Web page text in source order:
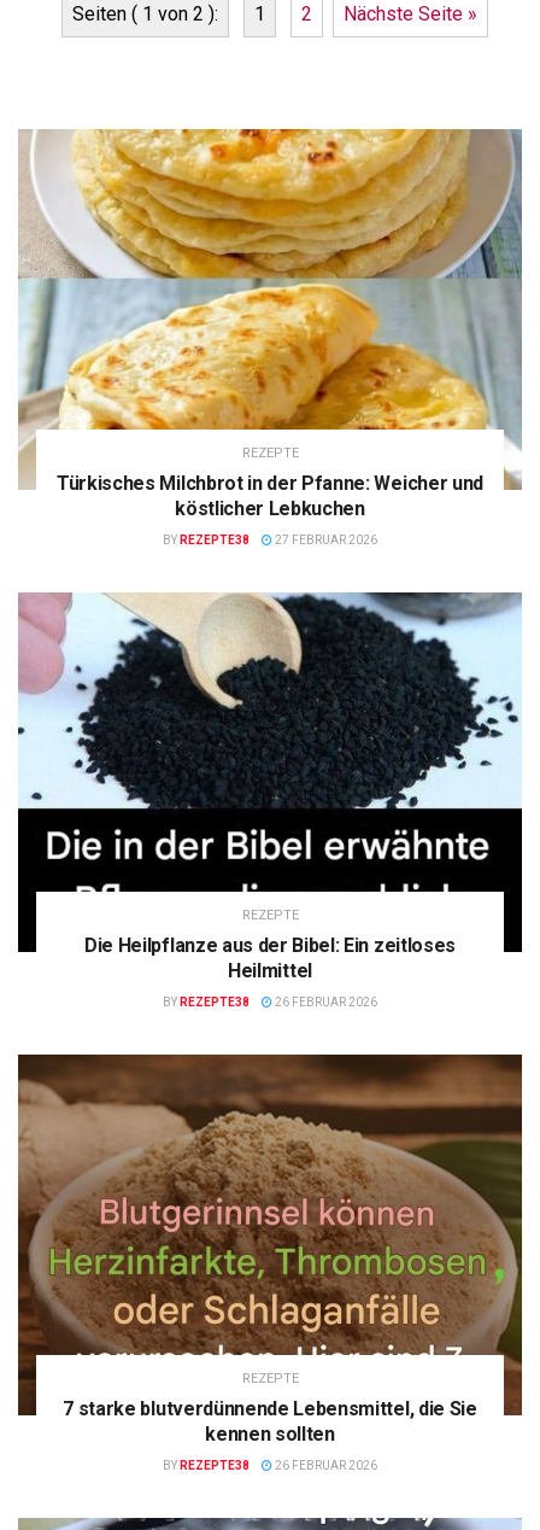
Seiten ( 1 von 2 ): 1 2 Nächste Seite »
REZEPTE
Türkisches Milchbrot in der Pfanne: Weicher und
köstlicher Lebkuchen
BY REZEPTE38 27 FEBRUAR 2026
REZEPTE
Die Heilpflanze aus der Bibel: Ein zeitloses
Heilmittel
BY REZEPTE38 26 FEBRUAR 2026
REZEPTE
7 starke blutverdünnende Lebensmittel, die Sie
kennen sollten
BY REZEPTE38 26 FEBRUAR 2026